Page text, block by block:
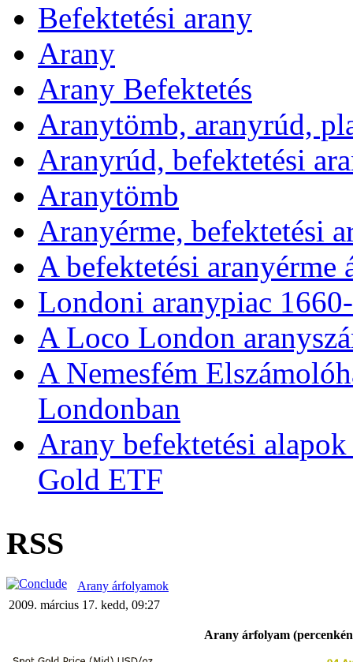
Befektetési arany
Arany
Arany Befektetés
Aranytömb, aranyrúd,
Aranyrúd, befektetési
Aranytömb
Aranyérme, befektetési
A befektetési
Londoni aranypiac
A Loco London
A Nemesfém
Londonban
Arany befektetési
Gold ETF
RSS
Arany árfolyamok
2009. március 17. kedd, 09:27
Arany árfolyam